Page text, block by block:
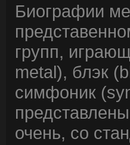
Биографии
групп,
metal), блэк
симфоник
очень, со